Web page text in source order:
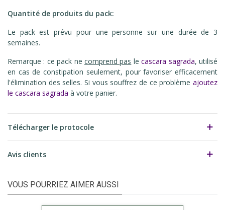
Quantité de produits du pack:
Le pack est prévu pour une personne sur une durée de 3
semaines.
Remarque : ce pack ne comprend pas lecascara sagrada, utilisé
en cas de constipation seulement, pour favoriser efficacement
l'élimination des selles. Si vous souffrez de ce problème ajoutez
le cascara sagrada à votre panier.
Télécharger le protocole
Avis clients
VOUS POURRIEZ AIMER AUSSI